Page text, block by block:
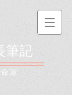
筆記
運